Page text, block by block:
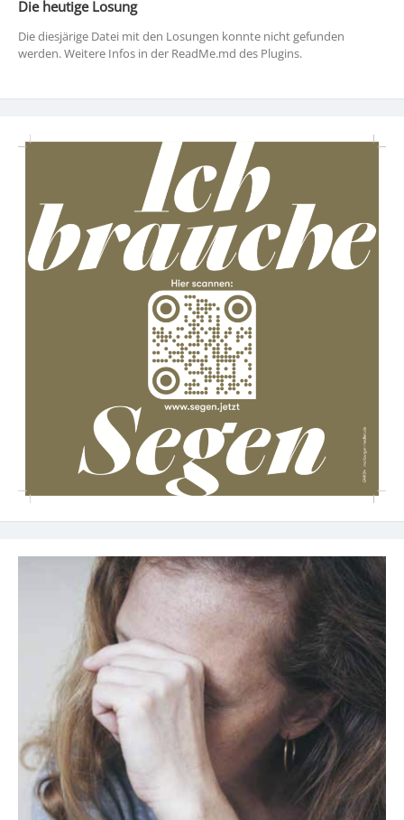
Die heutige Losung
Die diesjärige Datei mit den Losungen konnte nicht gefunden
werden. Weitere Infos in der ReadMe.md des Plugins.